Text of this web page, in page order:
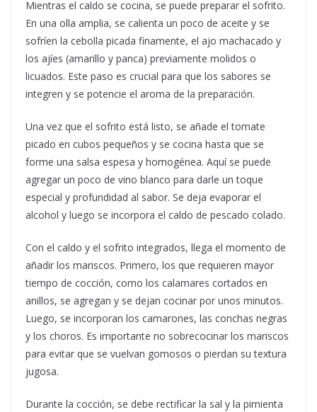
Mientras el caldo se cocina, se puede preparar el sofrito.
En una olla amplia, se calienta un poco de aceite y se
sofríen la cebolla picada finamente, el ajo machacado y
los ajíes (amarillo y panca) previamente molidos o
licuados. Este paso es crucial para que los sabores se
integren y se potencie el aroma de la preparación.
Una vez que el sofrito está listo, se añade el tomate
picado en cubos pequeños y se cocina hasta que se
forme una salsa espesa y homogénea. Aquí se puede
agregar un poco de vino blanco para darle un toque
especial y profundidad al sabor. Se deja evaporar el
alcohol y luego se incorpora el caldo de pescado colado.
Con el caldo y el sofrito integrados, llega el momento de
añadir los mariscos. Primero, los que requieren mayor
tiempo de cocción, como los calamares cortados en
anillos, se agregan y se dejan cocinar por unos minutos.
Luego, se incorporan los camarones, las conchas negras
y los choros. Es importante no sobrecocinar los mariscos
para evitar que se vuelvan gomosos o pierdan su textura
jugosa.
Durante la cocción, se debe rectificar la sal y la pimienta